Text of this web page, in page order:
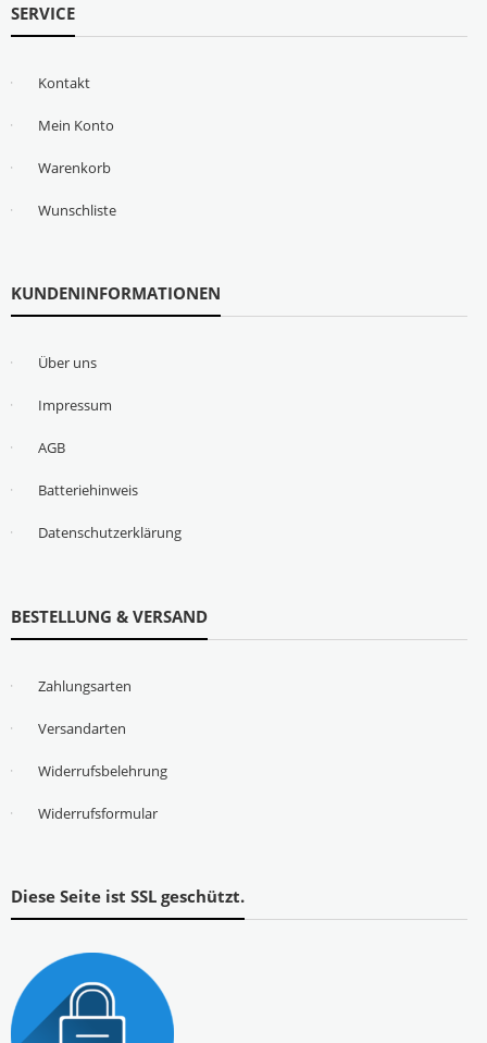
SERVICE
Kontakt
Mein Konto
Warenkorb
Wunschliste
KUNDENINFORMATIONEN
Über uns
Impressum
AGB
Batteriehinweis
Datenschutzerklärung
BESTELLUNG & VERSAND
Zahlungsarten
Versandarten
Widerrufsbelehrung
Widerrufsformular
Diese Seite ist SSL geschützt.